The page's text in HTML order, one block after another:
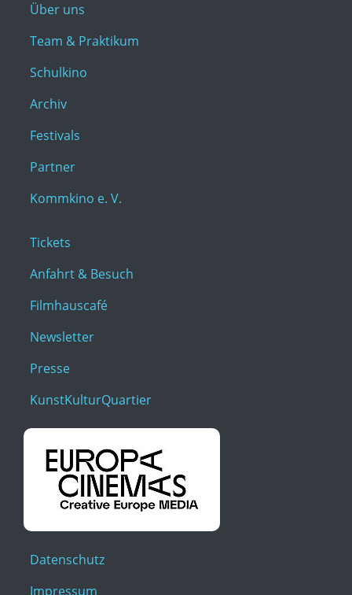
Über uns
Team & Praktikum
Schulkino
Archiv
Festivals
Partner
Kommkino e. V.
Tickets
Anfahrt & Besuch
Filmhauscafé
Newsletter
Presse
KunstKulturQuartier
Datenschutz
Impressum